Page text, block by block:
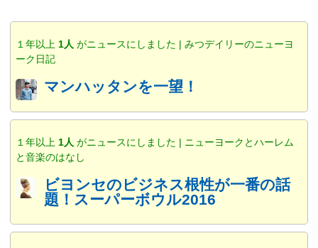
１年以上 1人 がニュースにしました | みつデイリーのニューヨ
ーク日記
マンハッタンを一望！
１年以上 1人 がニュースにしました | ニューヨークとハーレム
と音楽のはなし
ビヨンセのビジネス根性が一番の話
題！スーパーボウル2016